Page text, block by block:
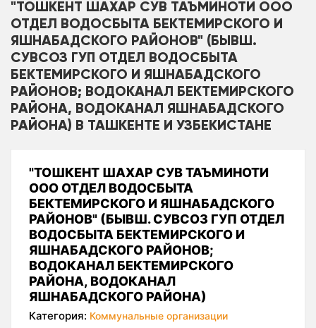
"ТОШКЕНТ ШАХАР СУВ ТАЪМИНОТИ ООО
ОТДЕЛ ВОДОСБЫТА БЕКТЕМИРСКОГО И
ЯШНАБАДСКОГО РАЙОНОВ" (БЫВШ.
СУВСОЗ ГУП ОТДЕЛ ВОДОСБЫТА
БЕКТЕМИРСКОГО И ЯШНАБАДСКОГО
РАЙОНОВ; ВОДОКАНАЛ БЕКТЕМИРСКОГО
РАЙОНА, ВОДОКАНАЛ ЯШНАБАДСКОГО
РАЙОНА) В ТАШКЕНТЕ И УЗБЕКИСТАНЕ
"ТОШКЕНТ ШАХАР СУВ ТАЪМИНОТИ
ООО ОТДЕЛ ВОДОСБЫТА
БЕКТЕМИРСКОГО И ЯШНАБАДСКОГО
РАЙОНОВ" (БЫВШ. СУВСОЗ ГУП ОТДЕЛ
ВОДОСБЫТА БЕКТЕМИРСКОГО И
ЯШНАБАДСКОГО РАЙОНОВ;
ВОДОКАНАЛ БЕКТЕМИРСКОГО
РАЙОНА, ВОДОКАНАЛ
ЯШНАБАДСКОГО РАЙОНА)
Категория: Коммунальные организации